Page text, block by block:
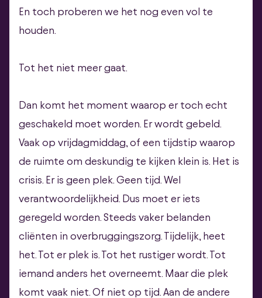
En toch proberen we het nog even vol te
houden.
Tot het niet meer gaat.
Dan komt het moment waarop er toch echt
geschakeld moet worden. Er wordt gebeld.
Vaak op vrijdagmiddag, of een tijdstip waarop
de ruimte om deskundig te kijken klein is. Het is
crisis. Er is geen plek. Geen tijd. Wel
verantwoordelijkheid. Dus moet er iets
geregeld worden. Steeds vaker belanden
cliënten in overbruggingszorg. Tijdelijk, heet
het. Tot er plek is. Tot het rustiger wordt. Tot
iemand anders het overneemt. Maar die plek
komt vaak niet. Of niet op tijd. Aan de andere